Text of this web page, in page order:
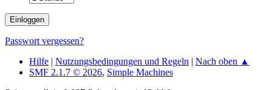
Passwort vergessen?
Hilfe | Nutzungsbedingungen und Regeln | Nach oben ▲
SMF 2.1.7 © 2026, Simple Machines